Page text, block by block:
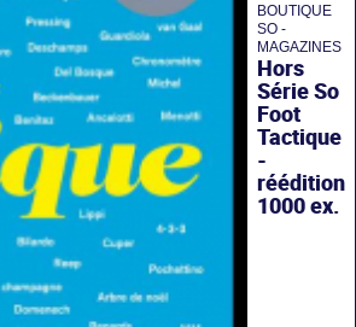
BOUTIQUE
SO -
MAGAZINES
Hors
Série So
Foot
Tactique
-
réédition
1000 ex.